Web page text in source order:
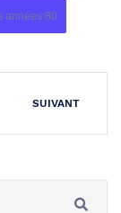
années 80
SUIVANT